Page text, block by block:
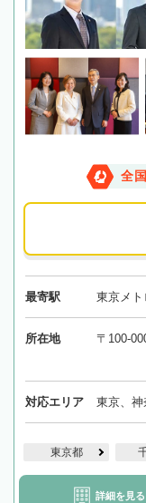
全
最寄駅 東京メト
所在地 〒100-
対応エリア 東京、
東京都
詳細を見る